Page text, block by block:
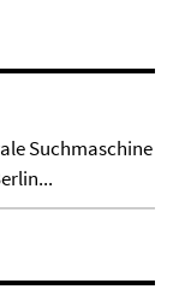
Suchmaschine